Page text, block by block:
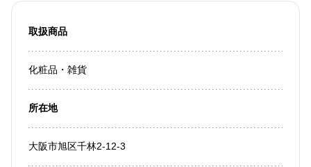
取扱商品
化粧品・雑貨
所在地
大阪市旭区千林2-12-3